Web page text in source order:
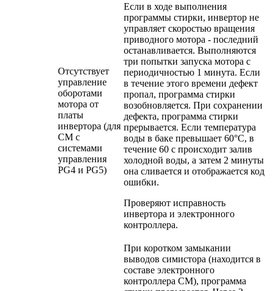
Отсутствует
управление
оборотами
мотора от
платы
инвертора (для
СМ с
системами
управления
PG4 и PG5)
Если в ходе выполнения
программы стирки, инвертор не
управляет скоростью вращения
приводного мотора - последний
останавливается. Выполняются
три попытки запуска мотора с
периодичностью 1 минута. Если
в течение этого времени дефект
пропал, программа стирки
возобновляется. При сохранении
дефекта, программа стирки
прерывается. Если температура
воды в баке превышает 60°С, в
течение 60 с происходит залив
холодной воды, а затем 2 минуты
она сливается и отображается код
ошибки.
Проверяют исправность
инвертора и электронного
контроллера.
При коротком замыкании
выводов симистора (находится в
составе электронного
контроллера СМ), программа